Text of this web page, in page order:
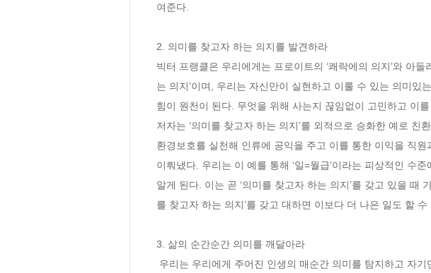
여준다.
2. 의미를 찾고자 하는 의지를 발견하라
빅터 프랭클은 우리에게는 프로이트의 ‘쾌락에의 의지’와 아
는 의지’이며, 우리는 자신만이 실현하고 이룰 수 있는 의미있
힘이 원천이 된다. 무엇을 위해 사는지 끊임없이 고민하고 이
저자는 ‘의미를 찾고자 하는 의지’를 외적으로 승화한 예로
환경보호를 실천해 인류에 공익을 주고 이를 통한 이익을 직
이뤄냈다. 우리는 이 예를 통해 ‘일=월급’이라는 피상적인 수
알게 된다. 이는 곧 ‘의미를 찾고자 하는 의지’를 갖고 있을 때
를 찾고자 하는 의지’를 갖고 대하면 이보다 더 나은 일도 할 수
3. 삶의 순간순간 의미를 깨달아라